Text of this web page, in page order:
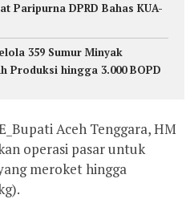
Paripurna DPRD Bahas KUA-
359 Sumur Minyak
Produksi hingga 3.000 BOPD
Aceh Tenggara, HM
operasi pasar untuk
meroket hingga